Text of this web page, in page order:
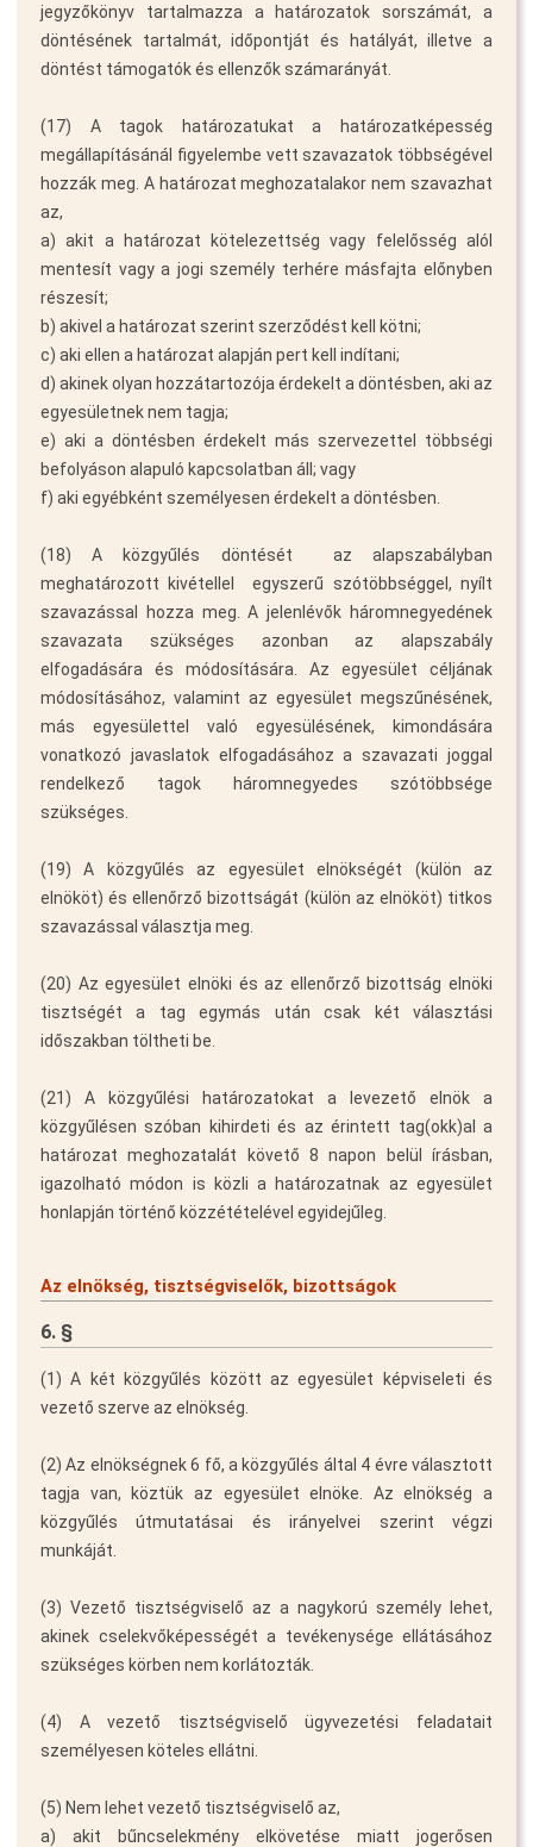
jegyzőkönyv tartalmazza a határozatok sorszámát, a
döntésének tartalmát, időpontját és hatályát, illetve a
döntést támogatók és ellenzők számarányát.
(17) A tagok határozatukat a határozatképesség
megállapításánál figyelembe vett szavazatok többségével
hozzák meg. A határozat meghozatalakor nem szavazhat
az,
a) akit a határozat kötelezettség vagy felelősség alól
mentesít vagy a jogi személy terhére másfajta előnyben
részesít;
b) akivel a határozat szerint szerződést kell kötni;
c) aki ellen a határozat alapján pert kell indítani;
d) akinek olyan hozzátartozója érdekelt a döntésben, aki az
egyesületnek nem tagja;
e) aki a döntésben érdekelt más szervezettel többségi
befolyáson alapuló kapcsolatban áll; vagy
f) aki egyébként személyesen érdekelt a döntésben.
(18) A közgyűlés döntését  az alapszabályban
meghatározott kivétellel  egyszerű szótöbbséggel, nyílt
szavazással hozza meg. A jelenlévők háromnegyedének
szavazata szükséges azonban az alapszabály
elfogadására és módosítására. Az egyesület céljának
módosításához, valamint az egyesület megszűnésének,
más egyesülettel való egyesülésének, kimondására
vonatkozó javaslatok elfogadásához a szavazati joggal
rendelkező tagok háromnegyedes szótöbbsége
szükséges.
(19) A közgyűlés az egyesület elnökségét (külön az
elnököt) és ellenőrző bizottságát (külön az elnököt) titkos
szavazással választja meg.
(20) Az egyesület elnöki és az ellenőrző bizottság elnöki
tisztségét a tag egymás után csak két választási
időszakban töltheti be.
(21) A közgyűlési határozatokat a levezető elnök a
közgyűlésen szóban kihirdeti és az érintett tag(okk)al a
határozat meghozatalát követő 8 napon belül írásban,
igazolható módon is közli a határozatnak az egyesület
honlapján történő közzétételével egyidejűleg.
Az elnökség, tisztségviselők, bizottságok
6. §
(1) A két közgyűlés között az egyesület képviseleti és
vezető szerve az elnökség.
(2) Az elnökségnek 6 fő, a közgyűlés által 4 évre választott
tagja van, köztük az egyesület elnöke. Az elnökség a
közgyűlés útmutatásai és irányelvei szerint végzi
munkáját.
(3) Vezető tisztségviselő az a nagykorú személy lehet,
akinek cselekvőképességét a tevékenysége ellátásához
szükséges körben nem korlátozták.
(4) A vezető tisztségviselő ügyvezetési feladatait
személyesen köteles ellátni.
(5) Nem lehet vezető tisztségviselő az,
a) akit bűncselekmény elkövetése miatt jogerősen